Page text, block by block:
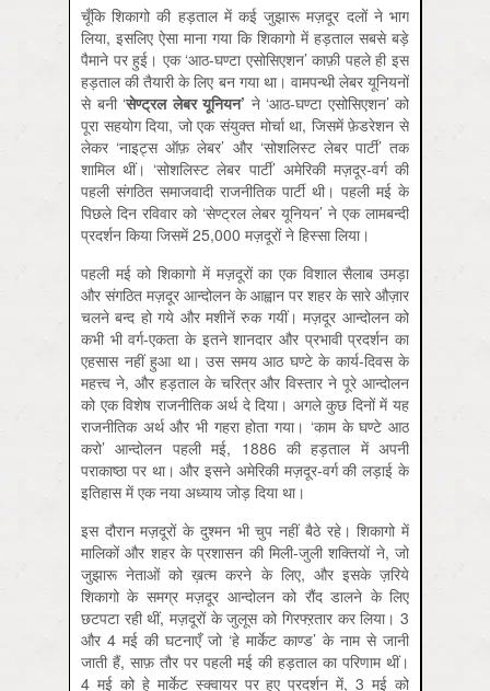
चूँकि शिकागो की हड़ताल में कई जुझारू मज़दूर दलों ने भाग
लिया, इसलिए ऐसा माना गया कि शिकागो में हड़ताल सबसे बड़े
पैमाने पर हुई। एक ‘आठ-घण्टा एसोसिएशन’ काफ़ी पहले ही इस
हड़ताल की तैयारी के लिए बन गया था। वामपन्थी लेबर यूनियनों
से बनी ‘सेण्ट्रल लेबर यूनियन’ ने ‘आठ-घण्टा एसोसिएशन’ को
पूरा सहयोग दिया, जो एक संयुक्त मोर्चा था, जिसमें फ़ेडरेशन से
लेकर ‘नाइट्स ऑफ़ लेबर’ और ‘सोशलिस्ट लेबर पार्टी’ तक
शामिल थीं। ‘सोशलिस्ट लेबर पार्टी’ अमेरिकी मज़दूर-वर्ग की
पहली संगठित समाजवादी राजनीतिक पार्टी थी। पहली मई के
पिछले दिन रविवार को ‘सेण्ट्रल लेबर यूनियन’ ने एक लामबन्दी
प्रदर्शन किया जिसमें 25,000 मज़दूरों ने हिस्सा लिया।
पहली मई को शिकागो में मज़दूरों का एक विशाल सैलाब उमड़ा
और संगठित मज़दूर आन्दोलन के आह्वान पर शहर के सारे औज़ार
चलने बन्द हो गये और मशीनें रुक गयीं। मज़दूर आन्दोलन को
कभी भी वर्ग-एकता के इतने शानदार और प्रभावी प्रदर्शन का
एहसास नहीं हुआ था। उस समय आठ घण्टे के कार्य-दिवस के
महत्त्व ने, और हड़ताल के चरित्र और विस्तार ने पूरे आन्दोलन
को एक विशेष राजनीतिक अर्थ दे दिया। अगले कुछ दिनों में यह
राजनीतिक अर्थ और भी गहरा होता गया। ‘काम के घण्टे आठ
करो’ आन्दोलन पहली मई, 1886 की हड़ताल में अपनी
पराकाष्ठा पर था। और इसने अमेरिकी मज़दूर-वर्ग की लड़ाई के
इतिहास में एक नया अध्याय जोड़ दिया था।
इस दौरान मज़दूरों के दुश्मन भी चुप नहीं बैठे रहे। शिकागो में
मालिकों और शहर के प्रशासन की मिली-जुली शक्तियों ने, जो
जुझारू नेताओं को ख़त्म करने के लिए, और इसके ज़रिये
शिकागो के समग्र मज़दूर आन्दोलन को रौंद डालने के लिए
छटपटा रही थीं, मज़दूरों के जुलूस को गिरफ्ऱतार कर लिया। 3
और 4 मई की घटनाएँ जो ‘हे मार्केट काण्ड’ के नाम से जानी
जाती हैं, साफ़ तौर पर पहली मई की हड़ताल का परिणाम थीं।
4 मई को हे मार्केट स्क्वायर पर हुए प्रदर्शन में, 3 मई को